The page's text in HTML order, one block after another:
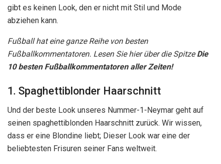
gibt es keinen Look, den er nicht mit Stil und Mode
abziehen kann.
Fußball hat eine ganze Reihe von besten
Fußballkommentatoren. Lesen Sie hier über die SpitzeDie
10 besten Fußballkommentatoren aller Zeiten!
1. Spaghettiblonder Haarschnitt
Und der beste Look unseres Nummer-1-Neymar geht auf
seinen spaghettiblonden Haarschnitt zurück. Wir wissen,
dass er eine Blondine liebt; Dieser Look war eine der
beliebtesten Frisuren seiner Fans weltweit.